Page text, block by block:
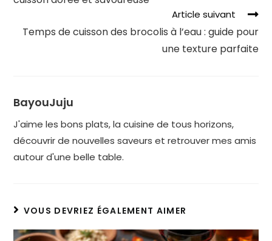
Article suivant
Temps de cuisson des brocolis à l’eau : guide pour
une texture parfaite
BayouJuju
J'aime les bons plats, la cuisine de tous horizons,
découvrir de nouvelles saveurs et retrouver mes amis
autour d'une belle table.
VOUS DEVRIEZ ÉGALEMENT AIMER